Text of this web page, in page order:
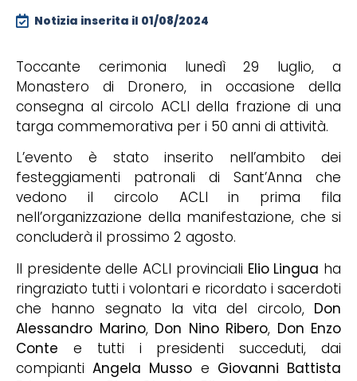
Notizia inserita il 01/08/2024
Toccante cerimonia lunedì 29 luglio, a
Monastero di Dronero, in occasione della
consegna al circolo ACLI della frazione di una
targa commemorativa per i 50 anni di attività.
L’evento è stato inserito nell’ambito dei
festeggiamenti patronali di Sant’Anna che
vedono il circolo ACLI in prima fila
nell’organizzazione della manifestazione, che si
concluderà il prossimo 2 agosto.
Il presidente delle ACLI provinciali Elio Lingua ha
ringraziato tutti i volontari e ricordato i sacerdoti
che hanno segnato la vita del circolo, Don
Alessandro Marino, Don Nino Ribero, Don Enzo
Conte e tutti i presidenti succeduti, dai
compiantiAngela Musso e Giovanni Battista